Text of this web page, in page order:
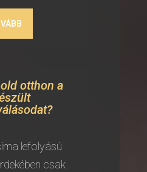
otthon a
lefolyású
csak